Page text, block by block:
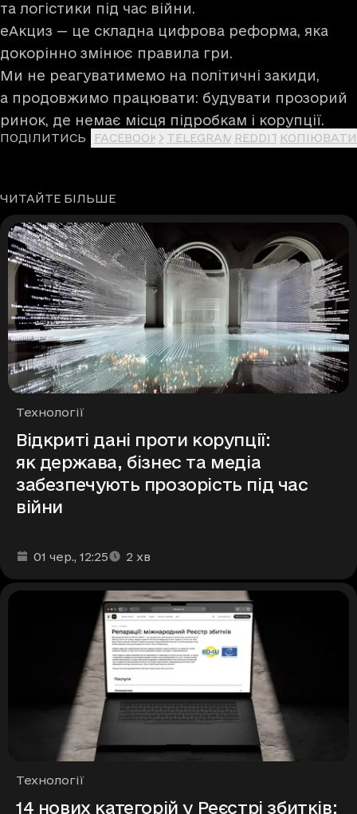
та логістики під час війни.
еАкциз — це складна цифрова реформа, яка
докорінно змінює правила гри.
Ми не реагуватимемо на політичні закиди,
а продовжимо працювати: будувати прозорий
ринок, де немає місця підробкам і корупції.
ПОДІЛИТИСЬ FACEBOOK X TELEGRAM REDDIT КОПІЮВАТИ
ЧИТАЙТЕ БІЛЬШЕ
Рубрики
Технології
Відкриті дані проти корупції:
як держава, бізнес та медіа
забезпечують прозорість під час
війни
Дата та час публікації
01 чер., 12:25
Час читання: 2 хв
Рубрики
Технології
14 нових категорій у Реєстрі збитків: